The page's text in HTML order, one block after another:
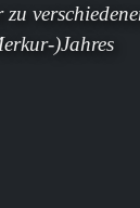
)Jahres